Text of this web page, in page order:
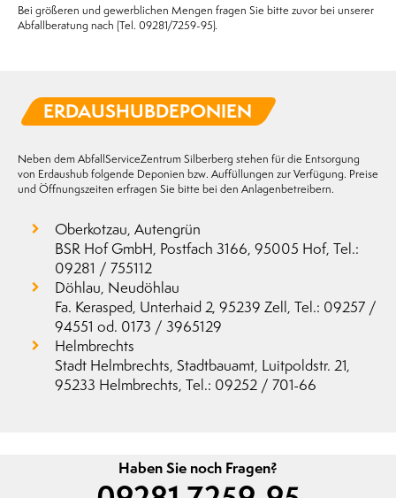
Bei größeren und gewerblichen Mengen fragen Sie bitte zuvor bei unserer
Abfallberatung nach (Tel. 09281/7259-95).
ERDAUSHUB­DEPONIEN
Neben dem AbfallServiceZentrum Silberberg stehen für die Entsorgung
von Erdaushub folgende Deponien bzw. Auffüllungen zur Verfügung. Preise
und Öffnungszeiten erfragen Sie bitte bei den Anlagenbetreibern.
Oberkotzau, Autengrün
BSR Hof GmbH, Postfach 3166, 95005 Hof, Tel.:
09281 / 755112
Döhlau, Neudöhlau
Fa. Kerasped, Unterhaid 2, 95239 Zell, Tel.: 09257 /
94551 od. 0173 / 3965129
Helmbrechts
Stadt Helmbrechts, Stadtbauamt, Luitpoldstr. 21,
95233 Helmbrechts, Tel.: 09252 / 701-66
Haben Sie noch Fragen?